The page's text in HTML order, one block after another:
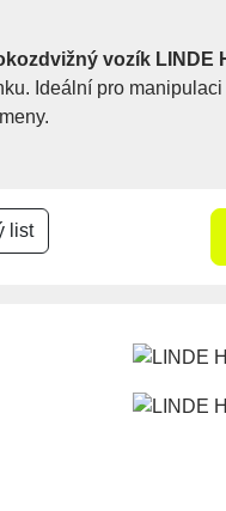
vozík LINDE
Ideální pro manipulaci
list